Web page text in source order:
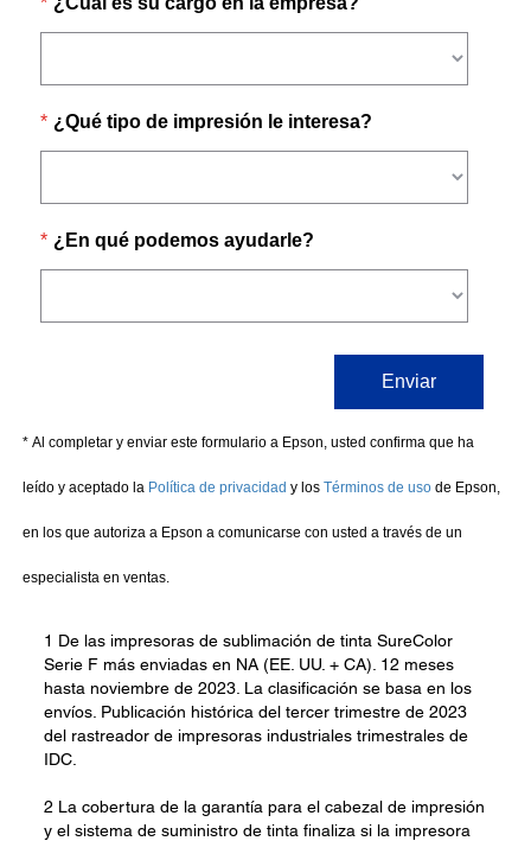
1 De las impresoras de sublimación de tinta SureColor
Serie F más enviadas en NA (EE. UU. + CA). 12 meses
hasta noviembre de 2023. La clasificación se basa en los
envíos. Publicación histórica del tercer trimestre de 2023
del rastreador de impresoras industriales trimestrales de
IDC.
2 La cobertura de la garantía para el cabezal de impresión
y el sistema de suministro de tinta finaliza si la impresora